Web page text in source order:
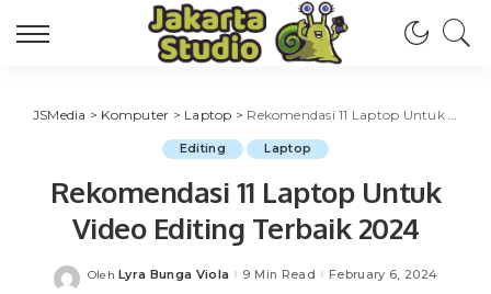
JSMedia > Komputer > Laptop > Rekomendasi 11 Laptop Untuk Video Editing Terbaik 2024
Editing Laptop
Rekomendasi 11 Laptop Untuk
Video Editing Terbaik 2024
Posted
Oleh Lyra Bunga Viola 9 Min Read February 6, 2024